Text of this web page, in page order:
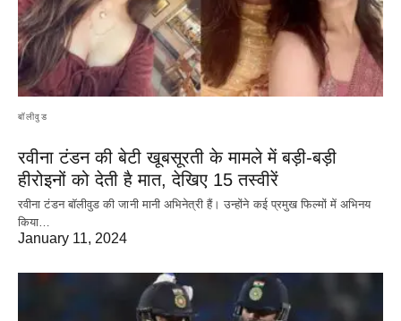
बॉलीवुड
रवीना टंडन की बेटी खूबसूरती के मामले में बड़ी-बड़ी
हीरोइनों को देती है मात, देखिए 15 तस्वीरें
रवीना टंडन बॉलीवुड की जानी मानी अभिनेत्री हैं। उन्होंने कई प्रमुख फिल्मों में अभिनय
किया…
January 11, 2024